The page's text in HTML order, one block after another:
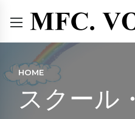
HOME
スクール